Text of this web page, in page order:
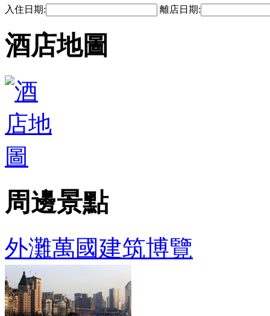
入住日期: 離店日期:
酒店地圖
周邊景點
外灘萬國建筑博覽